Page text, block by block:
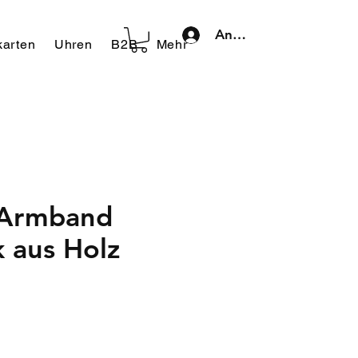
Uhren B2B Mehr
Anmelden
aus Holz